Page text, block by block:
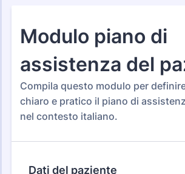
Modelli di modulo Moduli di Acquisizione
Moduli di